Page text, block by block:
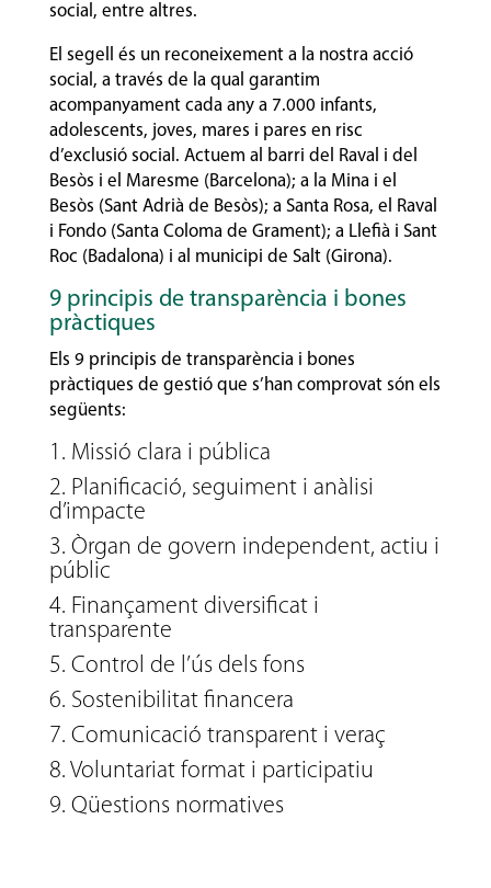
social, entre altres.
El segell és un reconeixement a la nostra acció
social, a través de la qual garantim
acompanyament cada any a 7.000 infants,
adolescents, joves, mares i pares en risc
d’exclusió social. Actuem al barri del Raval i del
Besòs i el Maresme (Barcelona); a la Mina i el
Besòs (Sant Adrià de Besòs); a Santa Rosa, el Raval
i Fondo (Santa Coloma de Grament); a Llefià i Sant
Roc (Badalona) i al municipi de Salt (Girona).
9 principis de transparència i bones
pràctiques
Els 9 principis de transparència i bones
pràctiques de gestió que s’han comprovat són els
següents:
1. Missió clara i pública
2. Planificació, seguiment i anàlisi
d’impacte
3. Òrgan de govern independent, actiu i
públic
4. Finançament diversificat i
transparente
5. Control de l’ús dels fons
6. Sostenibilitat financera
7. Comunicació transparent i veraç
8. Voluntariat format i participatiu
9. Qüestions normatives